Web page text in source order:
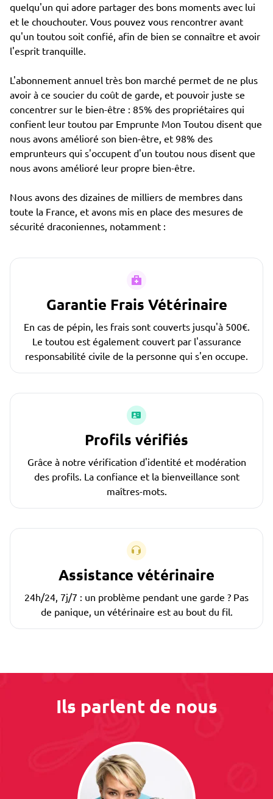
quelqu'un qui adore partager des bons moments avec lui
et le chouchouter. Vous pouvez vous rencontrer avant
qu'un toutou soit confié, afin de bien se connaître et avoir
l'esprit tranquille.
L'abonnement annuel très bon marché permet de ne plus
avoir à ce soucier du coût de garde, et pouvoir juste se
concentrer sur le bien-être : 85% des propriétaires qui
confient leur toutou par Emprunte Mon Toutou disent que
nous avons amélioré son bien-être, et 98% des
emprunteurs qui s'occupent d'un toutou nous disent que
nous avons amélioré leur propre bien-être.
Nous avons des dizaines de milliers de membres dans
toute la France, et avons mis en place des mesures de
sécurité draconiennes, notamment :
Garantie Frais Vétérinaire
En cas de pépin, les frais sont couverts jusqu'à 500€.
Le toutou est également couvert par l'assurance
responsabilité civile de la personne qui s'en occupe.
Profils vérifiés
Grâce à notre vérification d'identité et modération
des profils. La confiance et la bienveillance sont
maîtres-mots.
Assistance vétérinaire
24h/24, 7j/7 : un problème pendant une garde ? Pas
de panique, un vétérinaire est au bout du fil.
Ils parlent de nous